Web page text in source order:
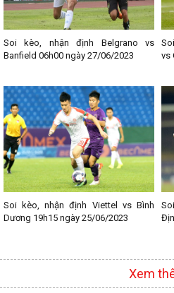
Lịch thi đấu bóng đá các giải nổi bật:
- Lịch thi đấu Ngoại hạng Anh
- Lịch thi đấu La Liga
- Lịch thi đấu Bundesliga
- Lịch thi đấu V - League
- Lịch thi đấu Cup C1
Soi kèo, nhận định Belgrano vs
Banfield 06h00 ngày 27/06/2023
vs
Soi kèo, nhận định Viettel vs Bình
Dương 19h15 ngày 25/06/2023
Xem